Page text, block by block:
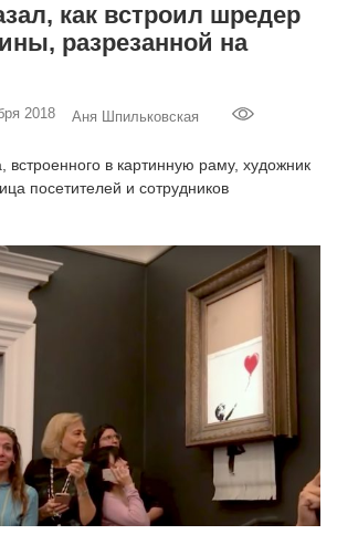
как встроил шредер
разрезанной на
2018 Аня Шпильковская
встроенного в картинную раму, художник
посетителей и сотрудников